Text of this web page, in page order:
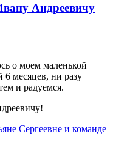
Андреевичу
о моем маленькой
6 месяцев, ни разу
и радуемся.